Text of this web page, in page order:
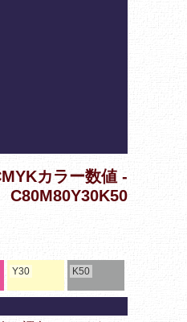
カラー数値 -
C80M80Y30K50
Y30 K50